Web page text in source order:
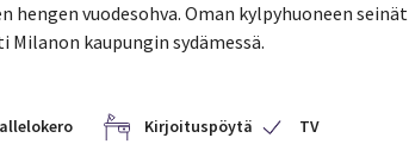
hengen vuodesohva. Oman kylpyhuoneen seinät
kaupungin sydämessä.
Kirjoituspöytä TV